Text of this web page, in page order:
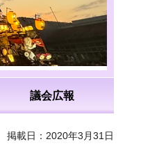
議会広報
掲載日：2020年3月31日